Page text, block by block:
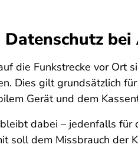
bei
die Funkstrecke vor Ort
Dies gilt grundsätzlich
Gerät und dem
dabei – jedenfalls
soll dem Missbrauch